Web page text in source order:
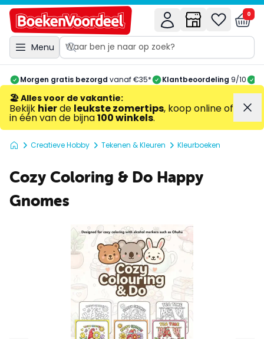
Menu
0
Morgen gratis bezorgd vanaf €35* Klantbeoordeling 9/10
🏖️ Alles voor de vakantie:
Bekijk hierde leukste zomertips, koop online of
in één van de bijna100 winkels.
Creatieve Hobby Tekenen & Kleuren Kleurboeken
Cozy Coloring & Do Happy
Gnomes